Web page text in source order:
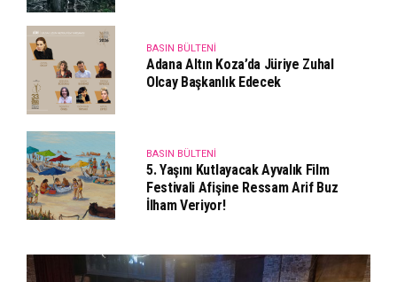
BASIN BÜLTENI
Adana Altın Koza’da Jüriye Zuhal
Olcay Başkanlık Edecek
BASIN BÜLTENI
5. Yaşını Kutlayacak Ayvalık Film
Festivali Afişine Ressam Arif Buz
İlham Veriyor!